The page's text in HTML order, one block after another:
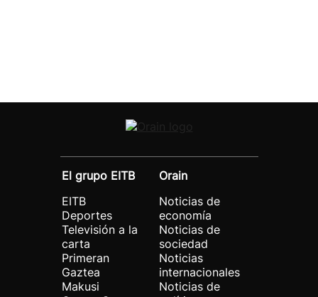
El grupo EITB
EITB
Deportes
Televisión a la
carta
Primeran
Gaztea
Makusi
Orain
Noticias de
economía
Noticias de
sociedad
Noticias
internacionales
Noticias de